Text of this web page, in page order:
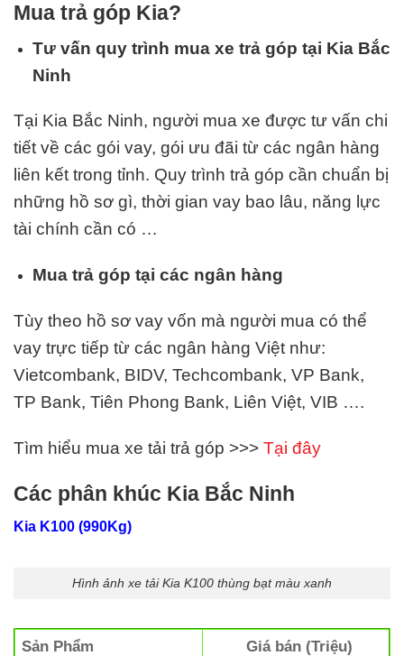
Mua trả góp Kia?
Tư vấn quy trình mua xe trả góp tại Kia Bắc
Ninh
Tại Kia Bắc Ninh, người mua xe được tư vấn chi
tiết về các gói vay, gói ưu đãi từ các ngân hàng
liên kết trong tỉnh. Quy trình trả góp cần chuẩn bị
những hồ sơ gì, thời gian vay bao lâu, năng lực
tài chính cần có …
Mua trả góp tại các ngân hàng
Tùy theo hồ sơ vay vốn mà người mua có thể
vay trực tiếp từ các ngân hàng Việt như:
Vietcombank, BIDV, Techcombank, VP Bank,
TP Bank, Tiên Phong Bank, Liên Việt, VIB ….
Tìm hiểu mua xe tải trả góp >>> Tại đây
Các phân khúc Kia Bắc Ninh
Kia K100 (990Kg)
Hình ảnh xe tải Kia K100 thùng bạt màu xanh
Sản Phẩm
Giá bán (Triệu)